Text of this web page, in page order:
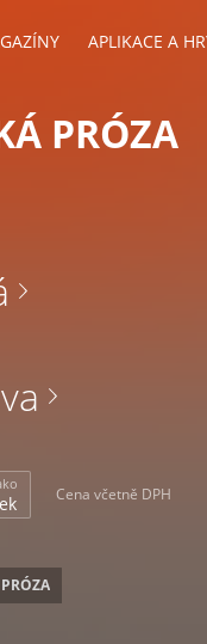
APLIKACE A
PRÓZA
Cena včetně DPH